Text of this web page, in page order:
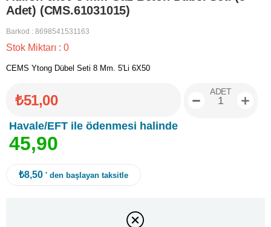
Adet) (CMS.61031015)
Barkod : 8698541531163
Stok Miktarı : 0
CEMS Ytong Dübel Seti 8 Mm. 5'Li 6X50
₺51,00
Havale/EFT ile ödenmesi halinde
45,90
ADET
₺8,50 ' den başlayan taksitle